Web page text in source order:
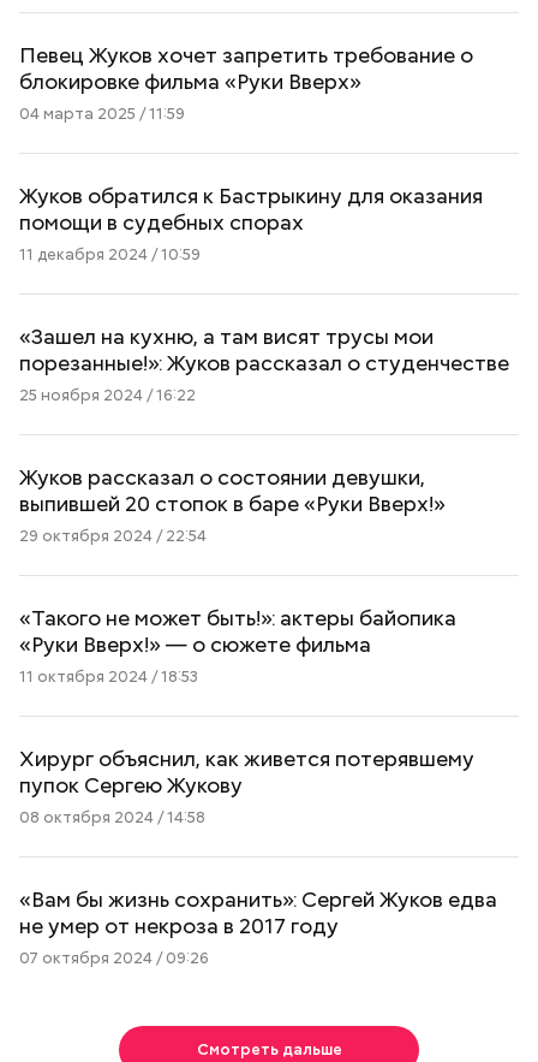
Певец Жуков хочет запретить требование о
блокировке фильма «Руки Вверх»
04 марта 2025 / 11:59
Жуков обратился к Бастрыкину для оказания
помощи в судебных спорах
11 декабря 2024 / 10:59
«Зашел на кухню, а там висят трусы мои
порезанные!»: Жуков рассказал о студенчестве
25 ноября 2024 / 16:22
Жуков рассказал о состоянии девушки,
выпившей 20 стопок в баре «Руки Вверх!»
29 октября 2024 / 22:54
«Такого не может быть!»: актеры байопика
«Руки Вверх!» — о сюжете фильма
11 октября 2024 / 18:53
Хирург объяснил, как живется потерявшему
пупок Сергею Жукову
08 октября 2024 / 14:58
«Вам бы жизнь сохранить»: Сергей Жуков едва
не умер от некроза в 2017 году
07 октября 2024 / 09:26
Смотреть дальше